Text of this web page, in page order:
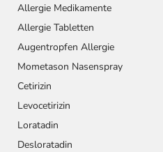
Allergie Medikamente
Allergie Tabletten
Augentropfen Allergie
Mometason Nasenspray
Cetirizin
Levocetirizin
Loratadin
Desloratadin